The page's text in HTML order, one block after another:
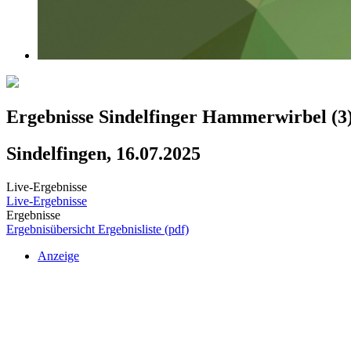
Ergebnisse Sindelfinger Hammerwirbel
Sindelfingen, 16.07.2025
Live-Ergebnisse
Live-Ergebnisse
Ergebnisse
Ergebnisübersicht Ergebnisliste (pdf)
Anzeige